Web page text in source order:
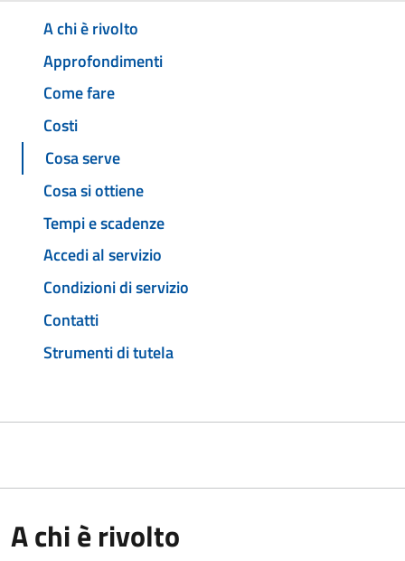
A chi è rivolto
Approfondimenti
Come fare
Costi
Cosa serve
Cosa si ottiene
Tempi e scadenze
Accedi al servizio
Condizioni di servizio
Contatti
Strumenti di tutela
A chi è rivolto